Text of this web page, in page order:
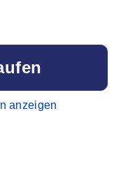
anzeigen